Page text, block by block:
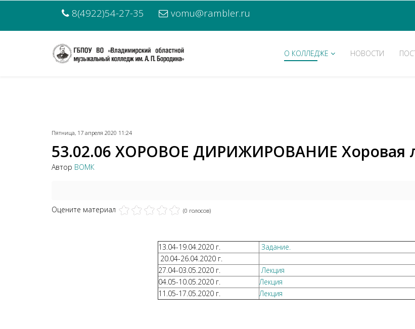
8(4922)54-27-35 vomu@rambler.ru
О КОЛЛЕДЖЕ НОВОСТИ
Пятница, 17 апреля 2020 11:24
53.02.06 ХОРОВОЕ ДИРИЖИРОВАНИЕ Хоровая
Автор ВОМК
Оцените материал (0 голосов)
13.04-19.04.2020 г.
Задание.
20.04-26.04.2020 г.
27.04-03.05.2020 г.
Лекция
04.05-10.05.2020 г.
Лекция
11.05-17.05.2020 г.
Лекция